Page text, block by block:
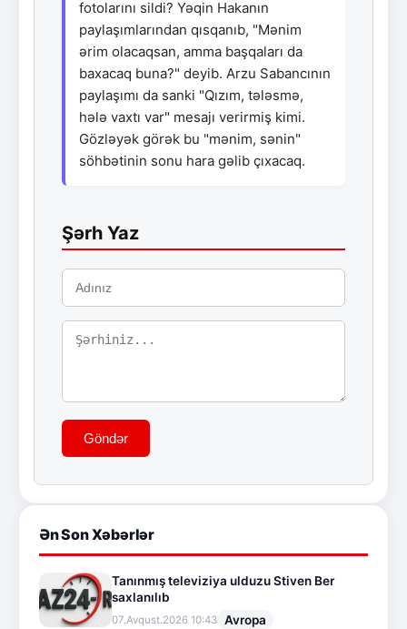
fotolarını sildi? Yəqin Hakanın
paylaşımlarından qısqanıb, "Mənim
ərim olacaqsan, amma başqaları da
baxacaq buna?" deyib. Arzu Sabancının
paylaşımı da sanki "Qızım, tələsmə,
hələ vaxtı var" mesajı verirmiş kimi.
Gözləyək görək bu "mənim, sənin"
söhbətinin sonu hara gəlib çıxacaq.
Şərh Yaz
Göndər
Ən Son Xəbərlər
Tanınmış televiziya ulduzu Stiven Ber
saxlanılıb
07.Avqust.2026 10:43 Avropa